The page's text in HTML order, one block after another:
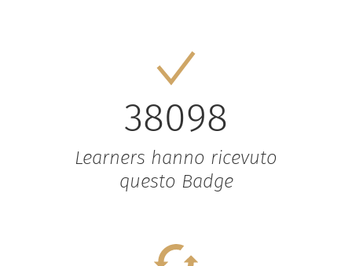
38098
Learners hanno ricevuto
questo Badge